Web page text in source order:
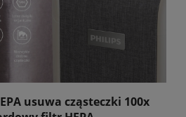
usuwa cząsteczki 100x